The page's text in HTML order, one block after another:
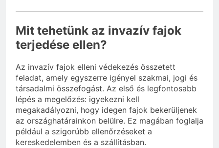
Mit tehetünk az invazív fajok
terjedése ellen?
Az invazív fajok elleni védekezés összetett
feladat, amely egyszerre igényel szakmai, jogi és
társadalmi összefogást. Az első és legfontosabb
lépés a megelőzés: igyekezni kell
megakadályozni, hogy idegen fajok bekerüljenek
az országhatárainkon belülre. Ez magában foglalja
például a szigorúbb ellenőrzéseket a
kereskedelemben és a szállításban.